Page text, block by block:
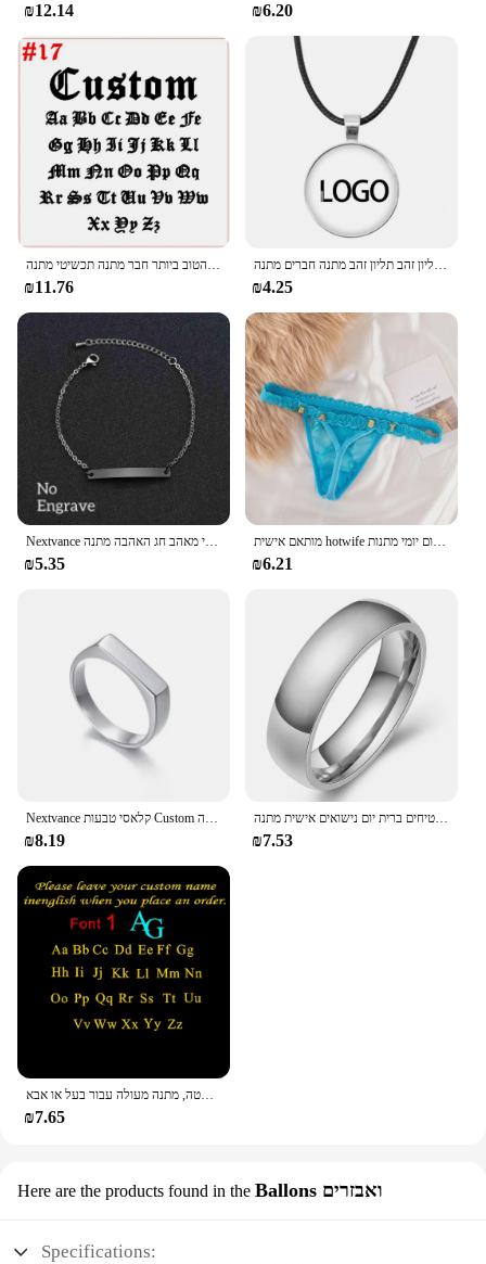
₪12.14 ₪6.20
זוג שם מותאם אישית ילד ילדה נירוסטה נעל אבזם מותאם אישית אישית, הטוב ביותר חבר מתנה תכשיטי מתנה
₪11.76
שרשרת תליון עגול בהתאמה אישית לגברים נשים שרשרת שרשרת שרשרת תליון זהב תליון זהב מתנה חברים מתנה
₪4.25
Nextvance חריטה אישית שלט זוג צמיד נירוסטה שרשרת מזהה תג צמידי מאהב חג האהבה מתנה
₪5.35
מותאם אישית hotwife סקסי חוטיני עבור נשים אישית שם מכתב קריסטל תחתונים אישיות מחרוזת תחתונים יום יומי מתנות יום יומי מתנות
₪6.21
Nextvance קלאסי טבעות Custom חקוק טבעת נירוסטה אישית שם תאריך טבעות לנשים מאהב יום הולדת תכשיטי מתנה
₪8.19
אופנה זוג להקות חתונת טבעות לנשים גבר אישית שם תאריך אהבה מידע מבטיחים ברית יום נישואים אישית מתנה
₪7.53
סיכת אות ראשונה אישית, סיכה סטאב, סיכת סטאב, נירוסטה, מתנה מעולה עבור בעל או אבא
₪7.65
Here are the products found in the Ballons ואבזרים
Specifications: